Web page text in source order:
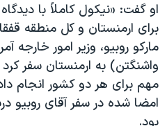
او گفت: «نیکول کاملاً با
برای ارمنستان و کل منطقه
مارکو روبیو، وزیر امور خارجه
واشنگتن) به ارمنستان سفر
مهم برای هر دو کشور انجام
امضا شده در سفر آقای روبیو